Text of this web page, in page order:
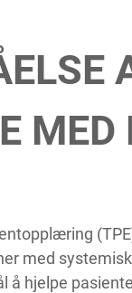
MED
med
hjelpe